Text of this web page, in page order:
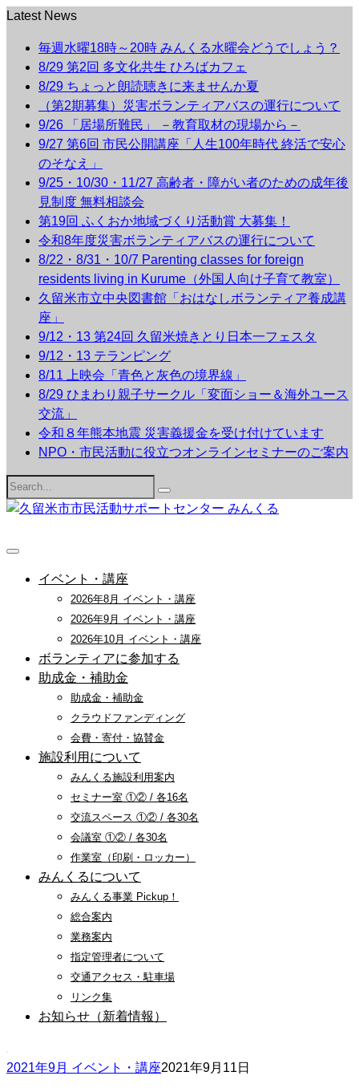
Latest News
毎週水曜18時～20時 みんくる水曜会どうでしょう？
8/29 第2回 多文化共生 ひろばカフェ
8/29 ちょっと朗読聴きに来ませんか夏
（第2期募集）災害ボランティアバスの運行について
9/26 「居場所難民」 －教育取材の現場から－
9/27 第6回 市民公開講座「人生100年時代 終活で安心
のそなえ」
9/25・10/30・11/27 高齢者・障がい者のための成年後
見制度 無料相談会
第19回 ふくおか地域づくり活動賞 大募集！
令和8年度災害ボランティアバスの運行について
8/22・8/31・10/7 Parenting classes for foreign
residents living in Kurume（外国人向け子育て教室）
久留米市立中央図書館「おはなしボランティア養成講
座」
9/12・13 第24回 久留米焼きとり日本一フェスタ
9/12・13 テランピング
8/11 上映会「青色と灰色の境界線」
8/29 ひまわり親子サークル「変面ショー＆海外ユース
交流」
令和８年熊本地震 災害義援金を受け付けています
NPO・市民活動に役立つオンラインセミナーのご案内
Search
for:
イベント・講座
2026年8月 イベント・講座
2026年9月 イベント・講座
2026年10月 イベント・講座
ボランティアに参加する
助成金・補助金
助成金・補助金
クラウドファンディング
会費・寄付・協賛金
施設利用について
みんくる施設利用案内
セミナー室 ①② / 各16名
交流スペース ①② / 各30名
会議室 ①② / 各30名
作業室（印刷・ロッカー）
みんくるについて
みんくる事業 Pickup！
総合案内
業務案内
指定管理者について
交通アクセス・駐車場
リンク集
お知らせ（新着情報）
2021年9月 イベント・講座2021年9月11日